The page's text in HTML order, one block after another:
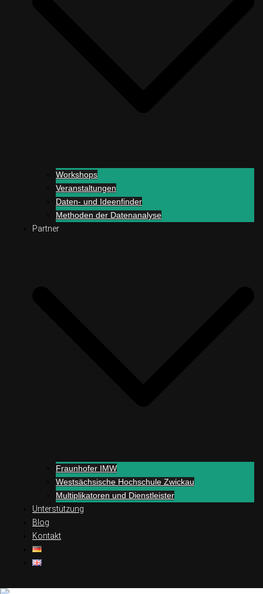
Workshops
Veranstaltungen
Daten- und Ideenfinder
Methoden der Datenanalyse
Partner
Fraunhofer IMW
Westsächsische Hochschule Zwickau
Multiplikatoren und Dienstleister
Unterstützung
Blog
Kontakt